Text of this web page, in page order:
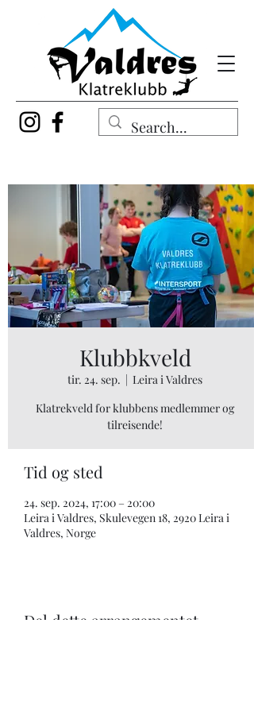
Klubbkveld
tir. 24. sep.
  |
Leira i Valdres
Klatrekveld for klubbens medlemmer og
tilreisende!
Tid og sted
24. sep. 2024, 17:00 – 20:00
Leira i Valdres, Skulevegen 18, 2920 Leira i
Valdres, Norge
Del dette arrangementet